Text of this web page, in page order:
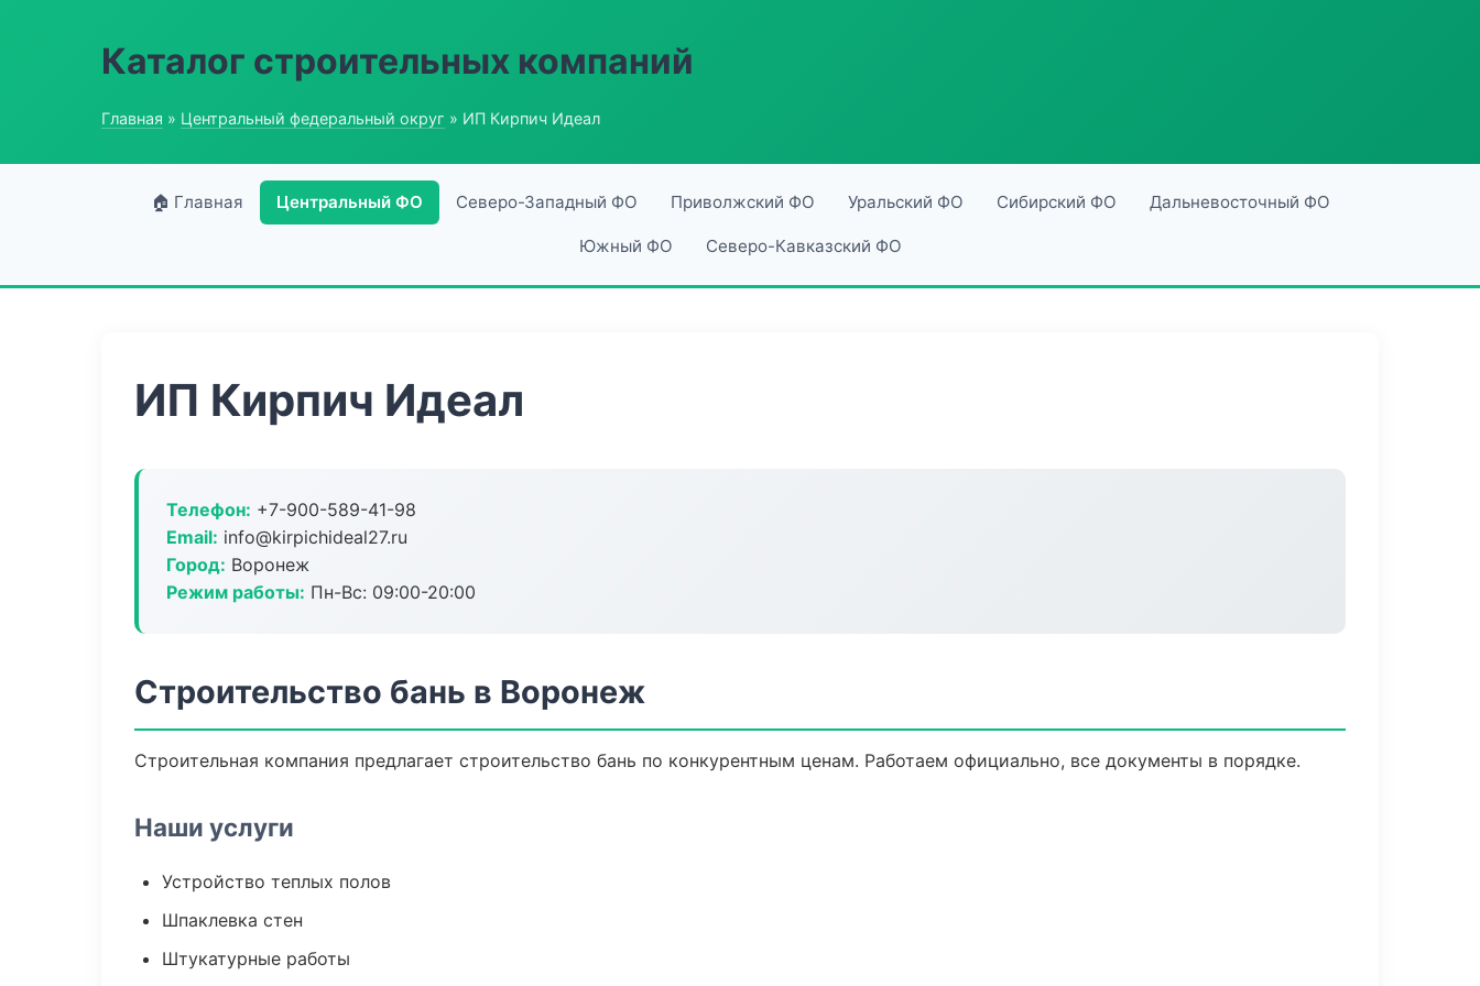
Каталог строительных компаний
Главная » Центральный федеральный округ » ИП Кирпич Идеал
🏠 Главная Центральный ФО Северо-Западный ФО Приволжский ФО Уральский ФО Сибирский ФО Дальневосточный ФО
Южный ФО Северо-Кавказский ФО
ИП Кирпич Идеал
Телефон: +7-900-589-41-98
Email: info@kirpichideal27.ru
Город: Воронеж
Режим работы: Пн-Вс: 09:00-20:00
Строительство бань в Воронеж
Строительная компания предлагает строительство бань по конкурентным ценам. Работаем официально, все документы в порядке.
Наши услуги
Устройство теплых полов
Шпаклевка стен
Штукатурные работы